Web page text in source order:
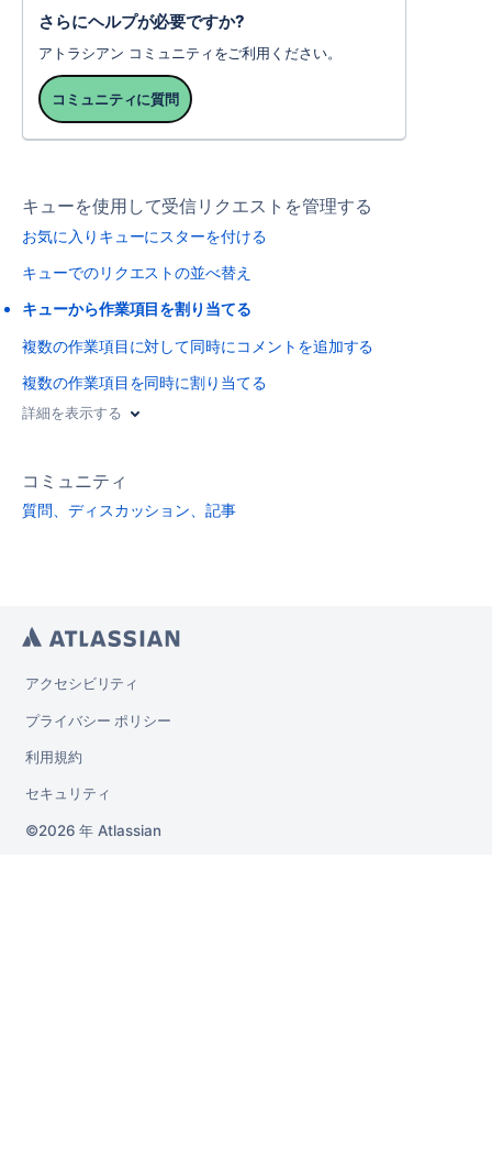
さらにヘルプが必要ですか?
アトラシアン コミュニティをご利用ください。
コミュニティに質問
キューを使用して受信リクエストを管理する
お気に入りキューにスターを付ける
キューでのリクエストの並べ替え
キューから作業項目を割り当てる
複数の作業項目に対して同時にコメントを追加する
複数の作業項目を同時に割り当てる
詳細を表示する
コミュニティ
質問、ディスカッション、記事
アクセシビリティ
プライバシー ポリシー
利用規約
セキュリティ
2026 年 Atlassian